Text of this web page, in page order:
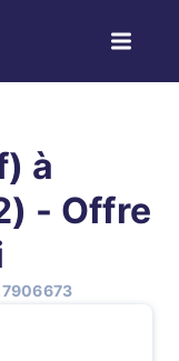
à
- Offre